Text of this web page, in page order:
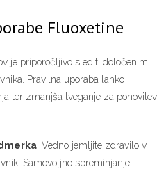
Fluoxetine
je priporočljivo slediti določenim
Pravilna uporaba lahko
ter zmanjša tveganje za ponovitev
: Vedno jemljite zdravilo v
Samovoljno spreminjanje